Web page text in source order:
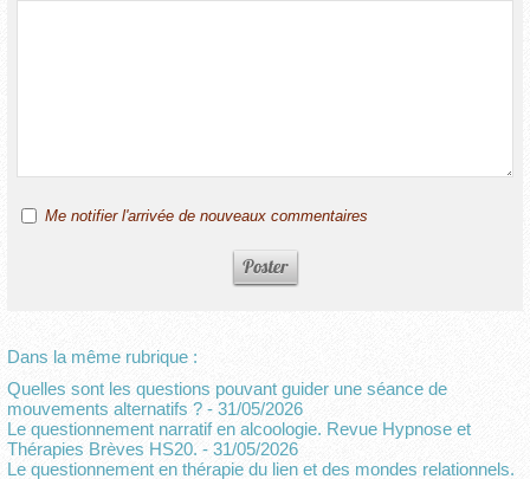
Me notifier l'arrivée de nouveaux commentaires
Dans la même rubrique :
Quelles sont les questions pouvant guider une séance de
mouvements alternatifs ? - 31/05/2026
Le questionnement narratif en alcoologie. Revue Hypnose et
Thérapies Brèves HS20. - 31/05/2026
Le questionnement en thérapie du lien et des mondes relationnels.